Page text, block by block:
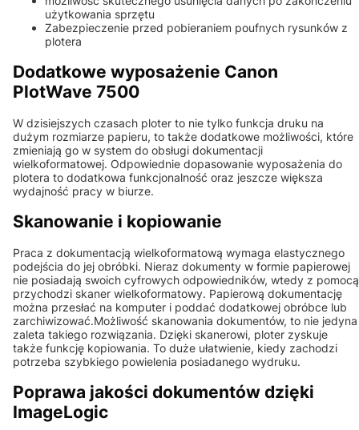
użytkowania sprzętu
Zabezpieczenie przed pobieraniem poufnych rysunków z
plotera
Dodatkowe wyposażenie Canon
PlotWave 7500
W dzisiejszych czasach ploter to nie tylko funkcja druku na
dużym rozmiarze papieru, to także dodatkowe możliwości, które
zmieniają go w system do obsługi dokumentacji
wielkoformatowej. Odpowiednie dopasowanie wyposażenia do
plotera to dodatkowa funkcjonalność oraz jeszcze większa
wydajność pracy w biurze.
Skanowanie i kopiowanie
Praca z dokumentacją wielkoformatową wymaga elastycznego
podejścia do jej obróbki. Nieraz dokumenty w formie papierowej
nie posiadają swoich cyfrowych odpowiedników, wtedy z pomocą
przychodzi skaner wielkoformatowy. Papierową dokumentację
można przesłać na komputer i poddać dodatkowej obróbce lub
zarchiwizować.Możliwość skanowania dokumentów, to nie jedyna
zaleta takiego rozwiązania. Dzięki skanerowi, ploter zyskuje
także funkcję kopiowania. To duże ułatwienie, kiedy zachodzi
potrzeba szybkiego powielenia posiadanego wydruku.
Poprawa jakości dokumentów dzięki
ImageLogic